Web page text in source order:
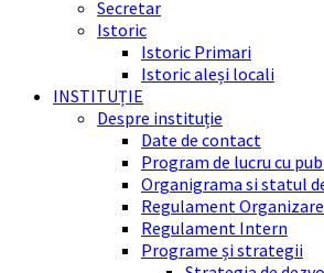
Secretar
Istoric
Istoric Primari
Istoric aleși locali
INSTITUȚIE
Despre instituție
Date de contact
Program de lucru cu
Organigrama si statul
Regulament
Regulament Intern
Programe și strategii